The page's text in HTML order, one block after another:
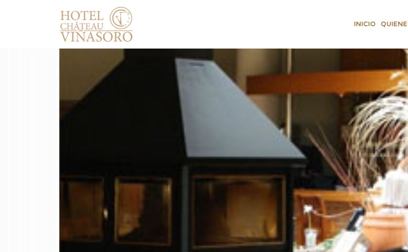
INICIO